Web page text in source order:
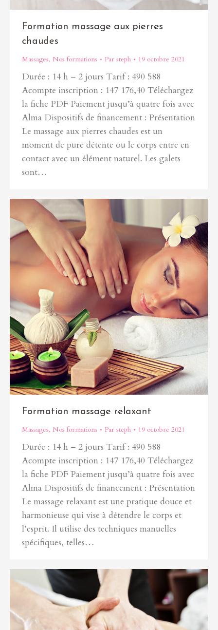
Formation massage aux pierres
chaudes
Massages, Nos formations Par steph 19 octobre 2021
Durée : 14 h – 2 jours Tarif : 490 588
Acompte inscription : 147 176,40 Téléchargez
la fiche PDF Paiement jusqu’à quatre fois avec
Alma Dispositifs de financement : Présentation
Le massage aux pierres chaudes est un
moment de pure détente ou le corps entre en
contact avec un élément naturel. Les galets
sont…
Formation massage relaxant
Massages, Nos formations Par steph 19 octobre 2021
Durée : 14 h – 2 jours Tarif : 490 588
Acompte inscription : 147 176,40 Téléchargez
la fiche PDF Paiement jusqu’à quatre fois avec
Alma Dispositifs de financement : Présentation
Le massage relaxant est une pratique douce et
harmonieuse qui vise à détendre le corps et
l’esprit. Il utilise des techniques manuelles
spécifiques, telles…